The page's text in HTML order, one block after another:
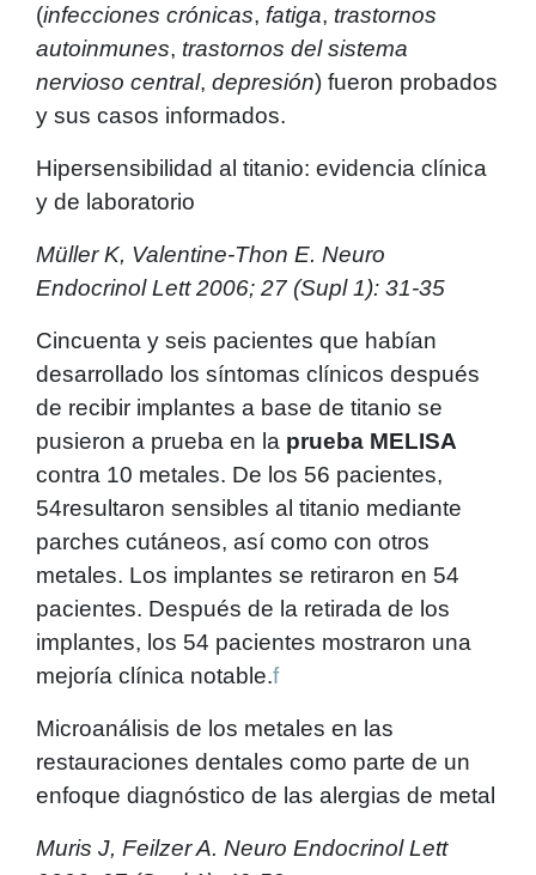
(infecciones crónicas, fatiga, trastornos
autoinmunes, trastornos del sistema
nervioso central, depresión) fueron probados
y sus casos informados.
Hipersensibilidad al titanio: evidencia clínica
y de laboratorio
Müller K, Valentine-Thon E. Neuro
Endocrinol Lett 2006; 27 (Supl 1): 31-35
Cincuenta y seis pacientes que habían
desarrollado los síntomas clínicos después
de recibir implantes a base de titanio se
pusieron a prueba en la prueba MELISA
contra 10 metales. De los 56 pacientes,
54resultaron sensibles al titanio mediante
parches cutáneos, así como con otros
metales. Los implantes se retiraron en 54
pacientes. Después de la retirada de los
implantes, los 54 pacientes mostraron una
mejoría clínica notable.f
Microanálisis de los metales en las
restauraciones dentales como parte de un
enfoque diagnóstico de las alergias de metal
Muris J, Feilzer A. Neuro Endocrinol Lett